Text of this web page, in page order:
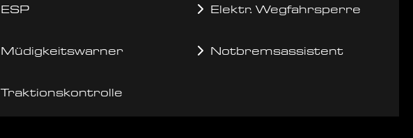
ESP Elektr. Wegfahrsperre
Müdigkeitswarner Notbremsassistent
Traktionskontrolle